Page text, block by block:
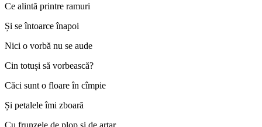
Ce alintă printre ramuri
Și se întoarce înapoi
Nici o vorbă nu se aude
Cin totuși să vorbească?
Căci sunt o floare în cîmpie
Și petalele îmi zboară
Cu frunzele de plop și de arțar